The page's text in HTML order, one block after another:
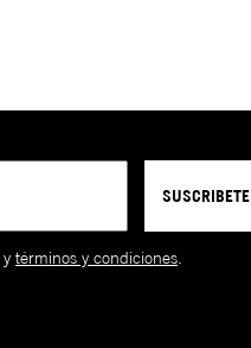
SUSCRIBETE
ytérminos y condiciones